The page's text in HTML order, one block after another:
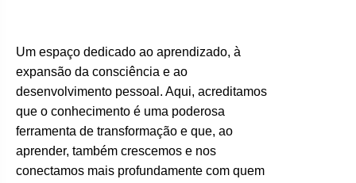
Um espaço dedicado ao aprendizado, à
expansão da consciência e ao
desenvolvimento pessoal. Aqui, acreditamos
que o conhecimento é uma poderosa
ferramenta de transformação e que, ao
aprender, também crescemos e nos
conectamos mais profundamente com quem